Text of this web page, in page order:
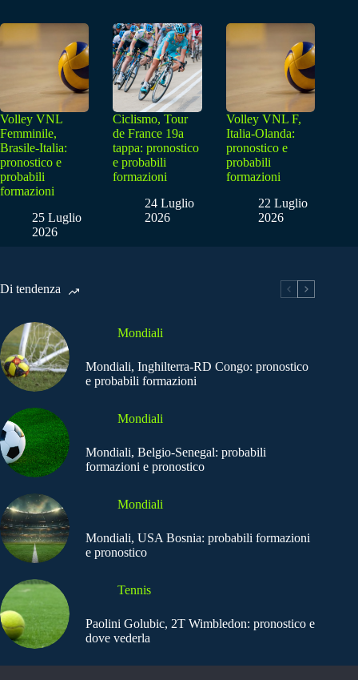
Volley VNL
Femminile,
Brasile-Italia:
pronostico e
probabili
formazioni
25 Luglio
2026
Ciclismo, Tour
de France 19a
tappa: pronostico
e probabili
formazioni
24 Luglio
2026
Volley VNL F,
Italia-Olanda:
pronostico e
probabili
formazioni
22 Luglio
2026
Di tendenza
Mondiali
Mondiali, Inghilterra-RD Congo: pronostico
e probabili formazioni
Mondiali
Mondiali, Belgio-Senegal: probabili
formazioni e pronostico
Mondiali
Mondiali, USA Bosnia: probabili formazioni
e pronostico
Tennis
Paolini Golubic, 2T Wimbledon: pronostico e
dove vederla